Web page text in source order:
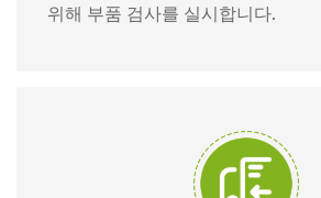
위해 부품 검사를 실시합니다.